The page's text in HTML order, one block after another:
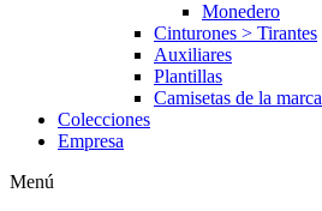
Monedero
Cinturones > Tirantes
Auxiliares
Plantillas
Camisetas de la marca
Colecciones
Empresa
Menú